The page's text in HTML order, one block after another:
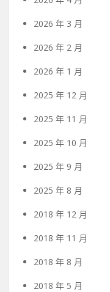
2026 年 3 月
2026 年 2 月
2026 年 1 月
2025 年 12 月
2025 年 11 月
2025 年 10 月
2025 年 9 月
2025 年 8 月
2018 年 12 月
2018 年 11 月
2018 年 8 月
2018 年 5 月